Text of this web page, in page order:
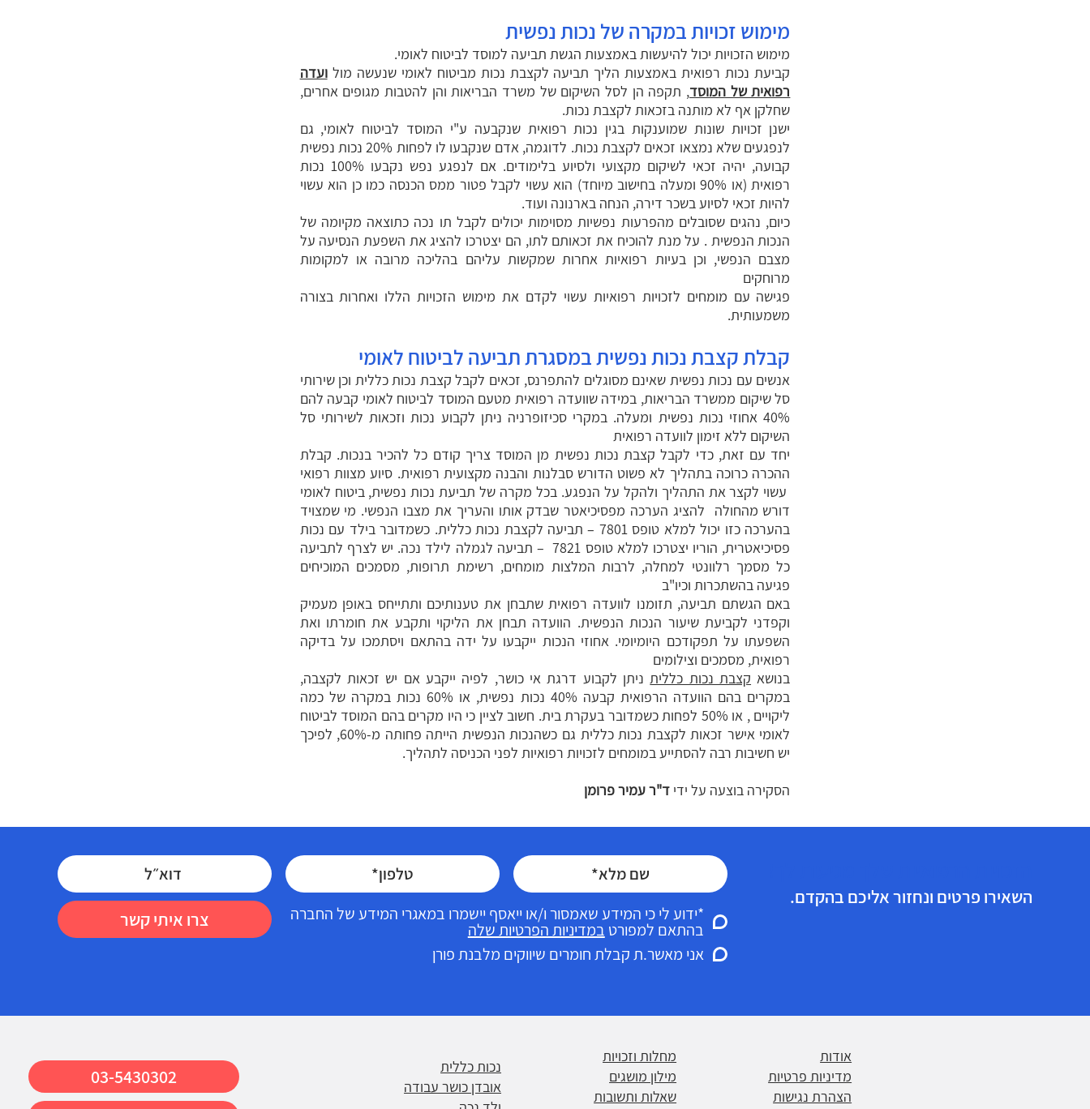
מימוש זכויות במקרה של נכות נפשית
מימוש הזכויות יכול להיעשות באמצעות הגשת תביעה למוסד לביטוח לאומי.
קביעת נכות רפואית באמצעות הליך תביעה לקצבת נכות מביטוח לאומי שנעשה מולועדה
רפואית של המוסד, תקפה הן לסל השיקום של משרד הבריאות והן להטבות מגופים אחרים,
שחלקן אף לא מותנה בזכאות לקצבת נכות.
ישנן זכויות שונות שמוענקות בגין נכות רפואית שנקבעה ע"י המוסד לביטוח לאומי, גם
לנפגעים שלא נמצאו זכאים לקצבת נכות. לדוגמה, אדם שנקבעו לו לפחות 20% נכות נפשית
קבועה, יהיה זכאי לשיקום מקצועי ולסיוע בלימודים. אם לנפגע נפש נקבעו 100% נכות
רפואית (או 90% ומעלה בחישוב מיוחד) הוא עשוי לקבל פטור ממס הכנסה כמו כן הוא עשוי
להיות זכאי לסיוע בשכר דירה, הנחה בארנונה ועוד.
כיום, נהגים שסובלים מהפרעות נפשיות מסוימות יכולים לקבל תו נכה כתוצאה מקיומה של
הנכות הנפשית . על מנת להוכיח את זכאותם לתו, הם יצטרכו להציג את השפעת הנסיעה על
מצבם הנפשי, וכן בעיות רפואיות אחרות שמקשות עליהם בהליכה מרובה או למקומות
מרוחקים
פגישה עם מומחים לזכויות רפואיות עשוי לקדם את מימוש הזכויות הללו ואחרות בצורה
משמעותית.
קבלת קצבת נכות נפשית במסגרת תביעה לביטוח לאומי
אנשים עם נכות נפשית שאינם מסוגלים להתפרנס, זכאים לקבל קצבת נכות כללית וכן שירותי
סל שיקום ממשרד הבריאות, במידה שוועדה רפואית מטעם המוסד לביטוח לאומי קבעה להם
40% אחוזי נכות נפשית ומעלה. במקרי סכיזופרניה ניתן לקבוע נכות וזכאות לשירותי סל
השיקום ללא זימון לוועדה רפואית
יחד עם זאת, כדי לקבל קצבת נכות נפשית מן המוסד צריך קודם כל להכיר בנכות. קבלת
ההכרה כרוכה בתהליך לא פשוט הדורש סבלנות והבנה מקצועית רפואית. סיוע מצוות רפואי
עשוי לקצר את התהליך ולהקל על הנפגע. בכל מקרה של תביעת נכות נפשית, ביטוח לאומי
דורש מהחולה להציג הערכה מפסיכיאטר שבדק אותו והעריך את מצבו הנפשי. מי שמצויד
בהערכה כזו יכול למלא טופס 7801 – תביעה לקצבת נכות כללית. כשמדובר בילד עם נכות
פסיכיאטרית, הוריו יצטרכו למלא טופס 7821 – תביעה לגמלה לילד נכה. יש לצרף לתביעה
כל מסמך רלוונטי למחלה, לרבות המלצות מומחים, רשימת תרופות, מסמכים המוכיחים
פגיעה בהשתכרות וכיו"ב
באם הגשתם תביעה, תזומנו לוועדה רפואית שתבחן את טענותיכם ותתייחס באופן מעמיק
וקפדני לקביעת שיעור הנכות הנפשית. הוועדה תבחן את הליקוי ותקבע את חומרתו ואת
השפעתו על תפקודכם היומיומי. אחוזי הנכות ייקבעו על ידה בהתאם ויסתמכו על בדיקה
רפואית, מסמכים וצילומים
בנושא קצבת נכות כלליתניתן לקבוע דרגת אי כושר, לפיה ייקבע אם יש זכאות לקצבה,
במקרים בהם הוועדה הרפואית קבעה 40% נכות נפשית, או 60% נכות במקרה של כמה
ליקויים , או 50% לפחות כשמדובר בעקרת בית. חשוב לציין כי היו מקרים בהם המוסד לביטוח
לאומי אישר זכאות לקצבת נכות כללית גם כשהנכות הנפשית הייתה פחותה מ-60%, לפיכך
יש חשיבות רבה להסתייע במומחים לזכויות רפואיות לפני הכניסה לתהליך.
הסקירה בוצעה על ידי ד"ר עמיר פרומן
השאירו פרטים ונחזור אליכם בהקדם.
צרו איתי קשר
*ידוע לי כי המידע שאמסור ו/או ייאסף יישמרו במאגרי המידע של החברה
בהתאם למפורט במדיניות הפרטיות שלה
אני מאשר.ת קבלת חומרים שיווקים מלבנת פורן
אודות
מדיניות פרטיות
הצהרת נגישות
מחלות וזכויות
מילון מושגים
שאלות ותשובות
נכות כללית
אובדן כושר עבודה
03-5430302